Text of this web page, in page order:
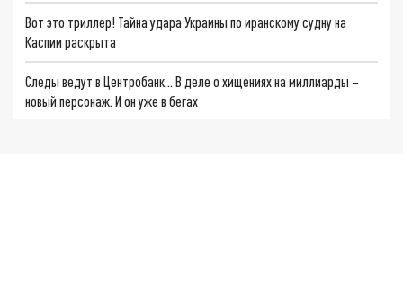
Вот это триллер! Тайна удара Украины по иранскому судну на
Каспии раскрыта
Следы ведут в Центробанк… В деле о хищениях на миллиарды –
новый персонаж. И он уже в бегах